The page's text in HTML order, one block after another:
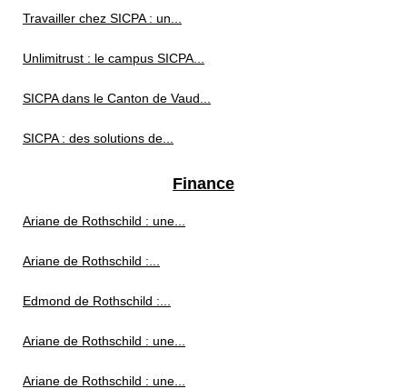
Travailler chez SICPA : un...
Unlimitrust : le campus SICPA...
SICPA dans le Canton de Vaud...
SICPA : des solutions de...
Finance
Ariane de Rothschild : une...
Ariane de Rothschild :...
Edmond de Rothschild :...
Ariane de Rothschild : une...
Ariane de Rothschild : une...